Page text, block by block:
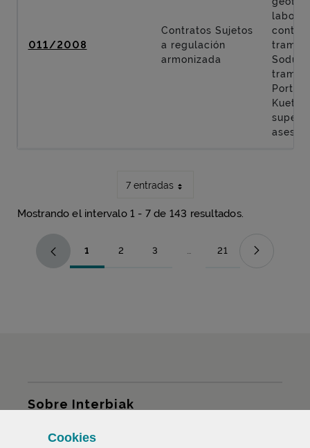
011/2008
Contratos Sujetos
a regulación
armonizada
tramo:
tramo:
Kueto
7 entradas
Mostrando el intervalo 1 - 7 de 143 resultados.
Página
1 Página
2 Página
3 ...Páginas intermedias Use
Página
21
Sobre Interbiak
Infraestructuras y tarifas
Cookies